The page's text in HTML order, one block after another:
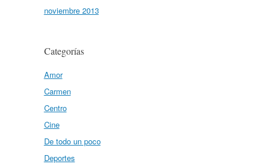
noviembre 2013
Categorías
Amor
Carmen
Centro
Cine
De todo un poco
Deportes